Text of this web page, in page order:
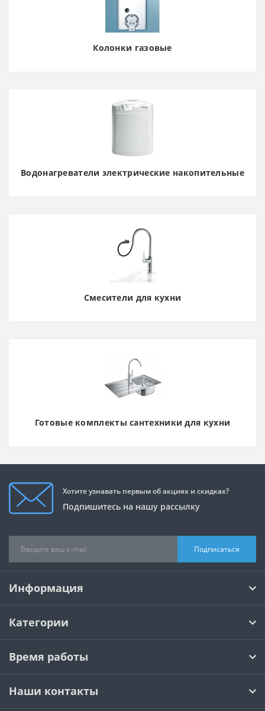
Колонки газовые
Водонагреватели электрические накопительные
Смесители для кухни
Готовые комплекты сантехники для кухни
Хотите узнавать первым об акциях и скидках?
Подпишитесь на нашу рассылку
Подписаться
Информация
Категории
Время работы
Наши контакты